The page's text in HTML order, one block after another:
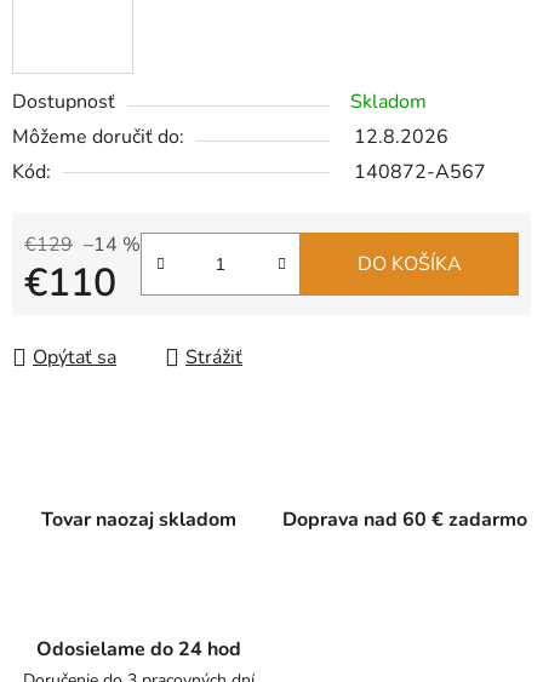
Dostupnosť
Skladom
Môžeme doručiť do:
12.8.2026
Kód:
140872-A567
€129 –14 %
€110 DO KOŠÍKA
Opýtať sa Strážiť
Tovar naozaj skladom Doprava nad 60 € zadarmo
Odosielame do 24 hod